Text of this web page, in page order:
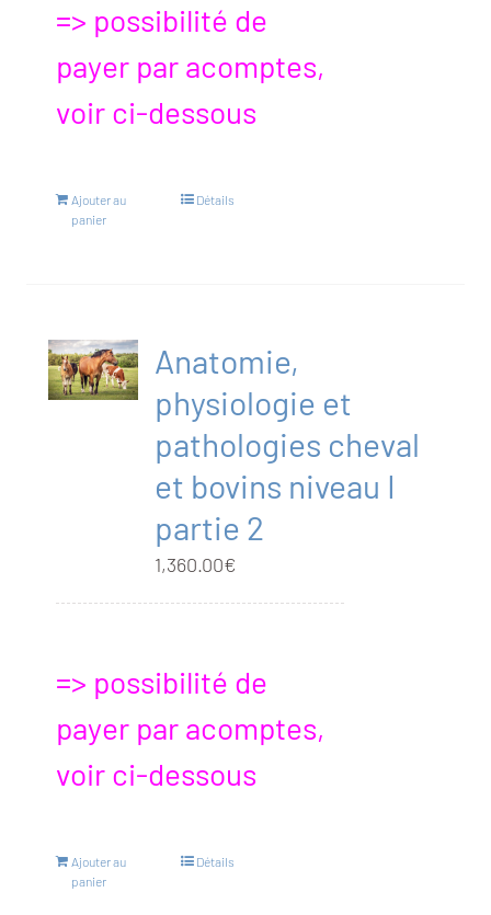
=> possibilité de
payer par acomptes,
voir ci-dessous
Ajouter au
panier
Détails
Anatomie,
physiologie et
pathologies cheval
et bovins niveau I
partie 2
1,360.00€
=> possibilité de
payer par acomptes,
voir ci-dessous
Ajouter au
panier
Détails